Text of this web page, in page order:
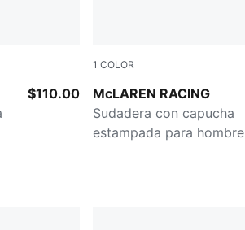
$110.00
1 COLOR
McLAREN RACING
White Glow Heather
Sudadera con capucha
estampada para hombre